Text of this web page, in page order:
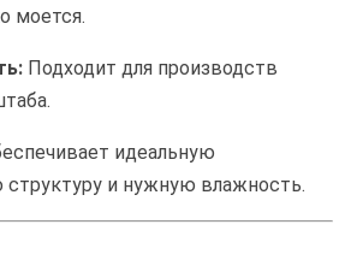
моется.
Подходит для производств
идеальную
и нужную влажность.